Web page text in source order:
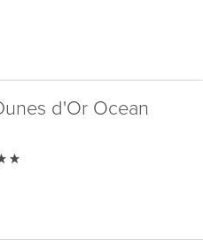
d'Or Ocean